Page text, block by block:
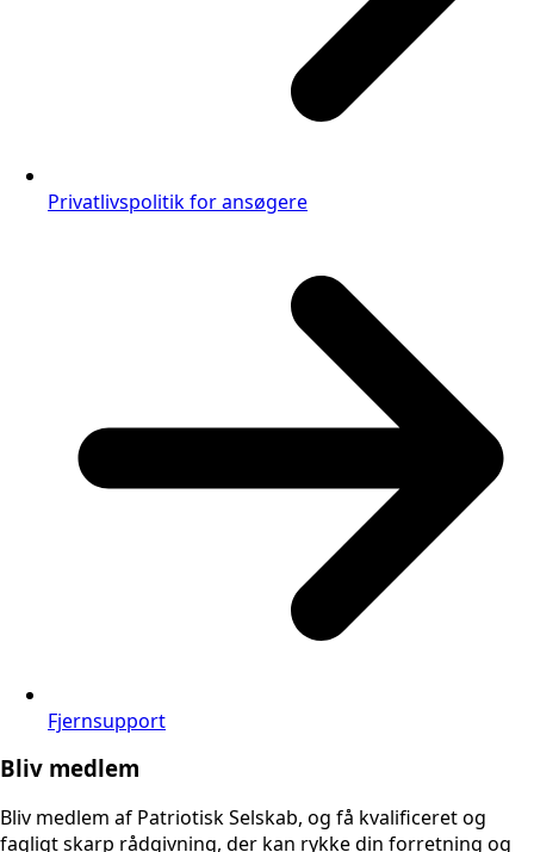
Privatlivspolitik for ansøgere
Fjernsupport
Bliv medlem
Bliv medlem af Patriotisk Selskab, og få kvalificeret og
fagligt skarp rådgivning, der kan rykke din forretning og